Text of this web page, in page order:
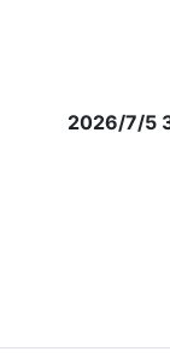
2026/7/5